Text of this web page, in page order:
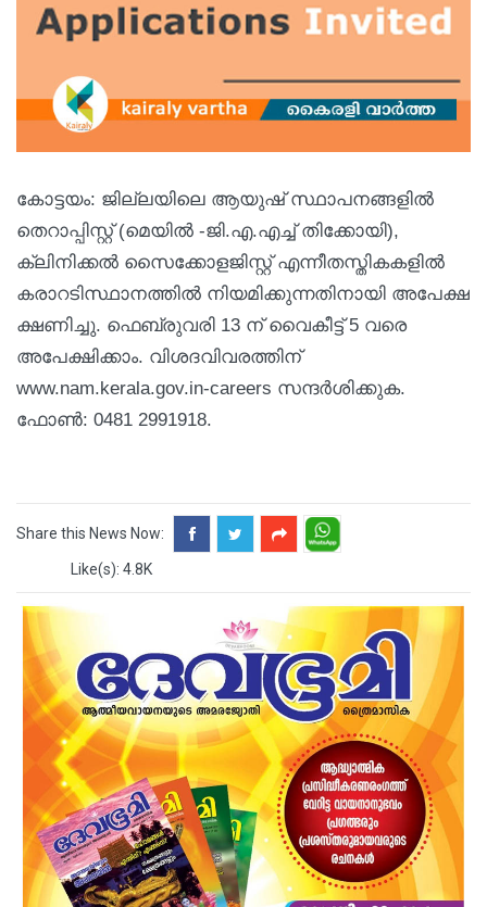
കോട്ടയം: ജില്ലയിലെ ആയുഷ് സ്ഥാപനങ്ങളിൽ
തെറാപ്പിസ്റ്റ് (മെയിൽ -ജി.എ.എച്ച് തിക്കോയി),
ക്ലിനിക്കൽ സൈക്കോളജിസ്റ്റ് എന്നീതസ്തികകളിൽ
കരാറടിസ്ഥാനത്തിൽ നിയമിക്കുന്നതിനായി അപേക്ഷ
ക്ഷണിച്ചു. ഫെബ്രുവരി 13 ന് വൈകീട്ട് 5 വരെ
അപേക്ഷിക്കാം. വിശദവിവരത്തിന്
www.nam.kerala.gov.in-careers സന്ദർശിക്കുക.
ഫോൺ: 0481 2991918.
Share this News Now:
Like(s): 4.8K